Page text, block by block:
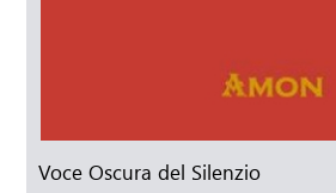
Voce Oscura del Silenzio